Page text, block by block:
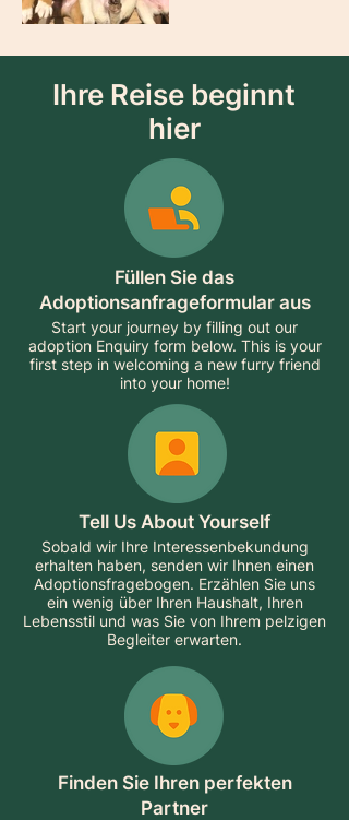
Ihre Reise beginnt
hier
Füllen Sie das
Adoptionsanfrageformular aus
Start your journey by filling out our
adoption Enquiry form below. This is your
first step in welcoming a new furry friend
into your home!
Tell Us About Yourself
Sobald wir Ihre Interessenbekundung
erhalten haben, senden wir Ihnen einen
Adoptionsfragebogen. Erzählen Sie uns
ein wenig über Ihren Haushalt, Ihren
Lebensstil und was Sie von Ihrem pelzigen
Begleiter erwarten.
Finden Sie Ihren perfekten
Partner